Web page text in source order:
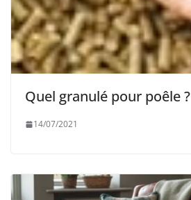
Quel granulé pour poêle ?
14/07/2021